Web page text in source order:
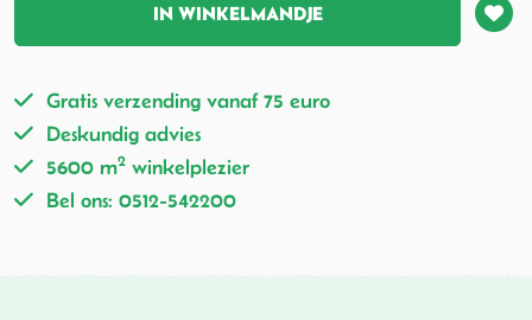
IN WINKELMANDJE
Gratis verzending vanaf 75 euro
Deskundig advies
5600 m2 winkelplezier
Bel ons: 0512-542200